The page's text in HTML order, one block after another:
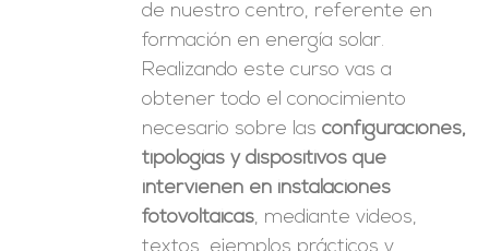
de nuestro centro, referente en
formación en energía solar.
Realizando este curso vas a
obtener todo el conocimiento
necesario sobre lasconfiguraciones,
tipologías y dispositivos que
intervienen en instalaciones
fotovoltaicas, mediante videos,